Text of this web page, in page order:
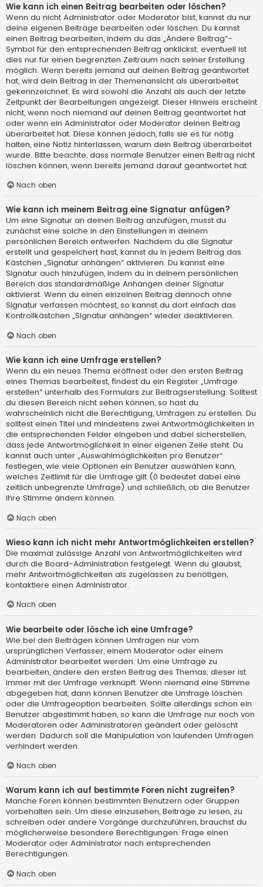
Wie kann ich einen Beitrag bearbeiten oder löschen?
Wenn du nicht Administrator oder Moderator bist, kannst du nur
deine eigenen Beiträge bearbeiten oder löschen. Du kannst
einen Beitrag bearbeiten, indem du das „Ändere Beitrag“-
Symbol für den entsprechenden Beitrag anklickst; eventuell ist
dies nur für einen begrenzten Zeitraum nach seiner Erstellung
möglich. Wenn bereits jemand auf deinen Beitrag geantwortet
hat, wird dein Beitrag in der Themenansicht als überarbeitet
gekennzeichnet. Es wird sowohl die Anzahl als auch der letzte
Zeitpunkt der Bearbeitungen angezeigt. Dieser Hinweis erscheint
nicht, wenn noch niemand auf deinen Beitrag geantwortet hat
oder wenn ein Administrator oder Moderator deinen Beitrag
überarbeitet hat. Diese können jedoch, falls sie es für nötig
halten, eine Notiz hinterlassen, warum dein Beitrag überarbeitet
wurde. Bitte beachte, dass normale Benutzer einen Beitrag nicht
löschen können, wenn bereits jemand darauf geantwortet hat.
Nach oben
Wie kann ich meinem Beitrag eine Signatur anfügen?
Um eine Signatur an deinen Beitrag anzufügen, musst du
zunächst eine solche in den Einstellungen in deinem
persönlichen Bereich entwerfen. Nachdem du die Signatur
erstellt und gespeichert hast, kannst du in jedem Beitrag das
Kästchen „Signatur anhängen“ aktivieren. Du kannst eine
Signatur auch hinzufügen, indem du in deinem persönlichen
Bereich das standardmäßige Anhängen deiner Signatur
aktivierst. Wenn du einen einzelnen Beitrag dennoch ohne
Signatur verfassen möchtest, so kannst du dort einfach das
Kontrollkästchen „Signatur anhängen“ wieder deaktivieren.
Nach oben
Wie kann ich eine Umfrage erstellen?
Wenn du ein neues Thema eröffnest oder den ersten Beitrag
eines Themas bearbeitest, findest du ein Register „Umfrage
erstellen“ unterhalb des Formulars zur Beitragserstellung. Solltest
du diesen Bereich nicht sehen können, so hast du
wahrscheinlich nicht die Berechtigung, Umfragen zu erstellen. Du
solltest einen Titel und mindestens zwei Antwortmöglichkeiten in
die entsprechenden Felder eingeben und dabei sicherstellen,
dass jede Antwortmöglichkeit in einer eigenen Zeile steht. Du
kannst auch unter „Auswahlmöglichkeiten pro Benutzer“
festlegen, wie viele Optionen ein Benutzer auswählen kann,
welches Zeitlimit für die Umfrage gilt (0 bedeutet dabei eine
zeitlich unbegrenzte Umfrage) und schließlich, ob die Benutzer
ihre Stimme ändern können.
Nach oben
Wieso kann ich nicht mehr Antwortmöglichkeiten erstellen?
Die maximal zulässige Anzahl von Antwortmöglichkeiten wird
durch die Board-Administration festgelegt. Wenn du glaubst,
mehr Antwortmöglichkeiten als zugelassen zu benötigen,
kontaktiere einen Administrator.
Nach oben
Wie bearbeite oder lösche ich eine Umfrage?
Wie bei den Beiträgen können Umfragen nur vom
ursprünglichen Verfasser, einem Moderator oder einem
Administrator bearbeitet werden. Um eine Umfrage zu
bearbeiten, ändere den ersten Beitrag des Themas; dieser ist
immer mit der Umfrage verknüpft. Wenn niemand eine Stimme
abgegeben hat, dann können Benutzer die Umfrage löschen
oder die Umfrageoption bearbeiten. Sollte allerdings schon ein
Benutzer abgestimmt haben, so kann die Umfrage nur noch von
Moderatoren oder Administratoren geändert oder gelöscht
werden. Dadurch soll die Manipulation von laufenden Umfragen
verhindert werden.
Nach oben
Warum kann ich auf bestimmte Foren nicht zugreifen?
Manche Foren können bestimmten Benutzern oder Gruppen
vorbehalten sein. Um diese einzusehen, Beiträge zu lesen, zu
schreiben oder andere Vorgänge durchzuführen, brauchst du
möglicherweise besondere Berechtigungen. Frage einen
Moderator oder Administrator nach entsprechenden
Berechtigungen.
Nach oben